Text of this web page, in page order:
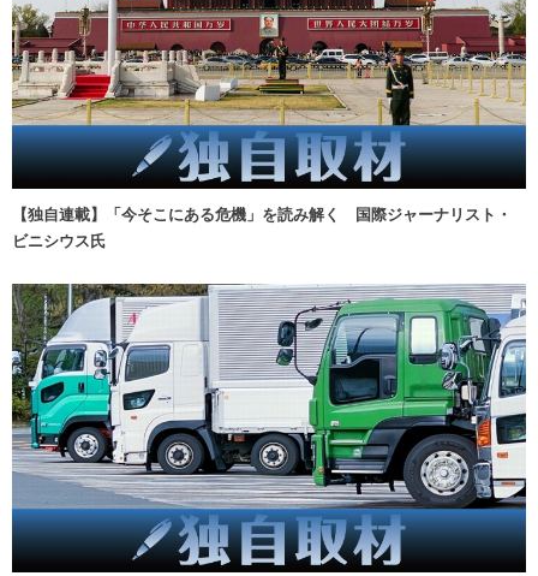
【独自連載】「今そこにある危機」を読み解く 国際ジャーナリスト・
ビニシウス氏